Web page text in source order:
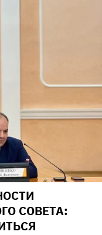
СОВЕТА: